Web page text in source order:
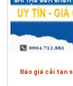
Báo giá cải tạo